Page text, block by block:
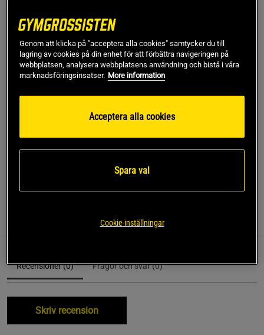
1st
166 kr
2st
299 kr
-10%
-15%
-20%
Gäller också när du köper flera smaker
Fri frakt över 499 kr Fri retur 14 dagars ångerrätt
7350026473351
Näring & Ingredienser
Recensioner (0) Frågor och svar (0)
Skriv recension
Genom att klicka på "acceptera alla cookies" samtycker du till
lagring av cookies på din enhet för att förbättra navigeringen på
webbplatsen, analysera webbplatsens användning och bistå i våra
marknadsföringsinsatser. More information
Acceptera alla cookies
Spara val
Cookie-inställningar